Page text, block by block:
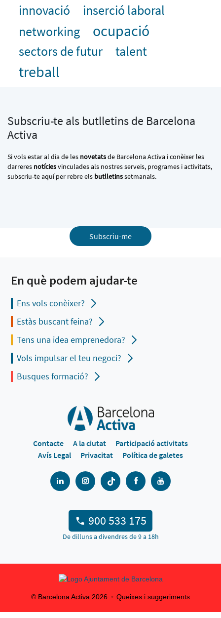
innovació
inserció laboral
networking
ocupació
sectors de futur talent
treball
Subscriu-te als butlletins de Barcelona
Activa
Si vols estar al dia de les novetatsde Barcelona Activa i conèixer les
darreres notíciesvinculades als nostres serveis, programes i activitats,
subscriu-te aquí per rebre els butlletinssetmanals.
Subscriu-me
En què podem ajudar-te
Ens vols conèixer?
Estàs buscant feina?
Tens una idea emprenedora?
Vols impulsar el teu negoci?
Busques formació?
Contacte A la ciutat
Participació activitats
Avís Legal
Privacitat Política de galetes
900 533 175
De dilluns a divendres de 9 a 18h
© Barcelona Activa 2026 Queixes i suggeriments